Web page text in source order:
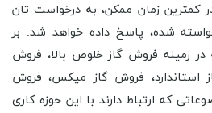
کمترین زمان ممکن، به درخواست تان
شده، پاسخ داده خواهد شد. بر
زمینه فروش گاز خلوص بالا، فروش
استاندارد، فروش گاز میکس، فروش
که ارتباط دارند با این حوزه کاری